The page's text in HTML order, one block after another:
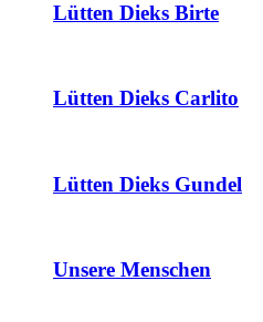
Lütten Dieks Birte
Lütten Dieks Carlito
Lütten Dieks Gundel
Unsere Menschen